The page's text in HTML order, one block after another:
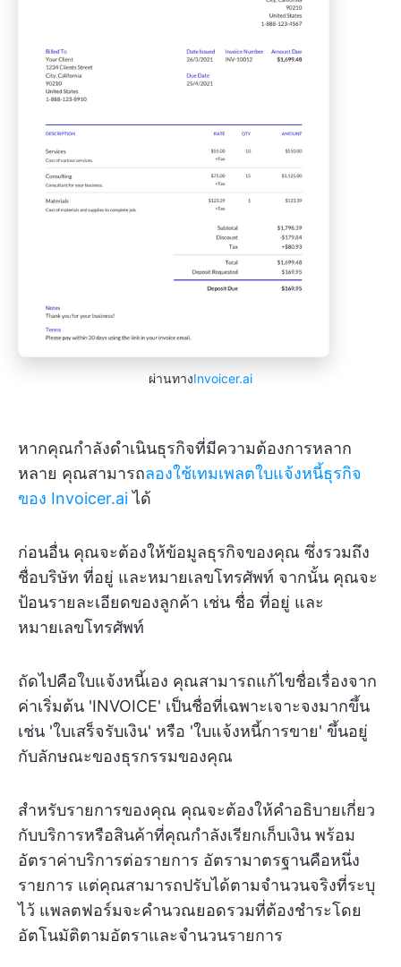
ผ่านทางInvoicer.ai
หากคุณกำลังดำเนินธุรกิจที่มีความต้องการหลาก
หลาย คุณสามารถลองใช้เทมเพลตใบแจ้งหนี้ธุรกิจ
ของ Invoicer.aiได้
ก่อนอื่น คุณจะต้องให้ข้อมูลธุรกิจของคุณ ซึ่งรวมถึง
ชื่อบริษัท ที่อยู่ และหมายเลขโทรศัพท์ จากนั้น คุณจะ
ป้อนรายละเอียดของลูกค้า เช่น ชื่อ ที่อยู่ และ
หมายเลขโทรศัพท์
ถัดไปคือใบแจ้งหนี้เอง คุณสามารถแก้ไขชื่อเรื่องจาก
ค่าเริ่มต้น 'INVOICE' เป็นชื่อที่เฉพาะเจาะจงมากขึ้น
เช่น 'ใบเสร็จรับเงิน' หรือ 'ใบแจ้งหนี้การขาย' ขึ้นอยู่
กับลักษณะของธุรกรรมของคุณ
สำหรับรายการของคุณ คุณจะต้องให้คำอธิบายเกี่ยว
กับบริการหรือสินค้าที่คุณกำลังเรียกเก็บเงิน พร้อม
อัตราค่าบริการต่อรายการ อัตรามาตรฐานคือหนึ่ง
รายการ แต่คุณสามารถปรับได้ตามจำนวนจริงที่ระบุ
ไว้ แพลตฟอร์มจะคำนวณยอดรวมที่ต้องชำระโดย
อัตโนมัติตามอัตราและจำนวนรายการ